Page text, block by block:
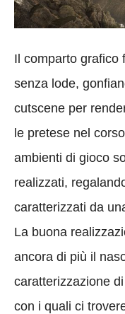
Il comparto grafico
senza lode,
cutscene per
le pretese nel
ambienti di gioco
realizzati,
caratterizzati da
La buona
ancora di più il
caratterizzazione
con i quali ci